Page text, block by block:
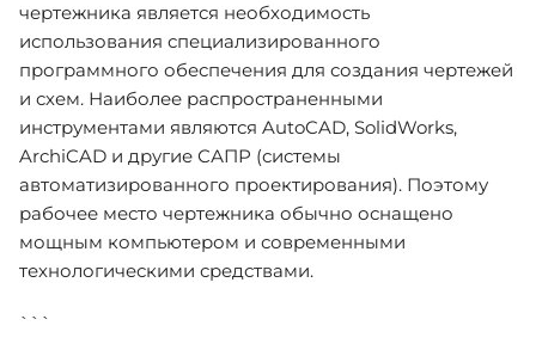
чертежника является необходимость
использования специализированного
программного обеспечения для создания чертежей
и схем. Наиболее распространенными
инструментами являются AutoCAD, SolidWorks,
ArchiCAD и другие САПР (системы
автоматизированного проектирования). Поэтому
рабочее место чертежника обычно оснащено
мощным компьютером и современными
технологическими средствами.
```